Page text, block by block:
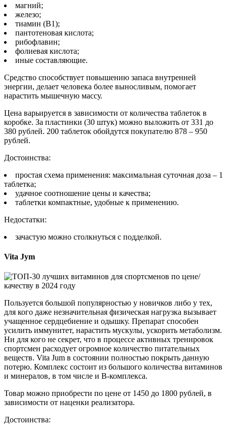
магний;
железо;
тиамин (В1);
пантотеновая кислота;
рибофлавин;
фолиевая кислота;
иные составляющие.
Средство способствует повышению запаса внутренней
энергии, делает человека более выносливым, помогает
нарастить мышечную массу.
Цена варьируется в зависимости от количества таблеток в
коробке. За пластинки (30 штук) можно выложить от 331 до
380 рублей. 200 таблеток обойдутся покупателю 878 – 950
рублей.
Достоинства:
простая схема применения: максимальная суточная доза – 1
таблетка;
удачное соотношение цены и качества;
таблетки компактные, удобные к применению.
Недостатки:
зачастую можно столкнуться с подделкой.
Vita Jym
Пользуется большой популярностью у новичков либо у тех,
для кого даже незначительная физическая нагрузка вызывает
учащенное сердцебиение и одышку. Препарат способен
усилить иммунитет, нарастить мускулы, ускорить метаболизм.
Ни для кого не секрет, что в процессе активных тренировок
спортсмен расходует огромное количество питательных
веществ. Vita Jum в состоянии полностью покрыть данную
потерю. Комплекс состоит из большого количества витаминов
и минералов, в том числе и В-комплекса.
Товар можно приобрести по цене от 1450 до 1800 рублей, в
зависимости от наценки реализатора.
Достоинства: